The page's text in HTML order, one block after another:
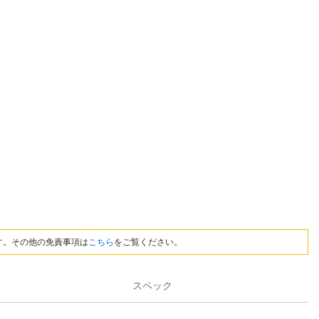
その他の免責事項はこちら をご覧ください。
スペック